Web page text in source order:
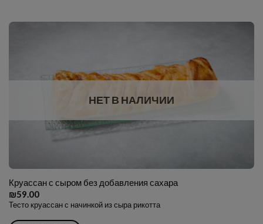
НЕТ В НАЛИЧИИ
Круассан с сыром без добавления сахара
₪59.00
Тесто круассан с начинкой из сыра рикотта